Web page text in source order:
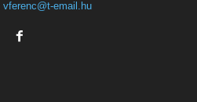
vferenc@t-email.hu